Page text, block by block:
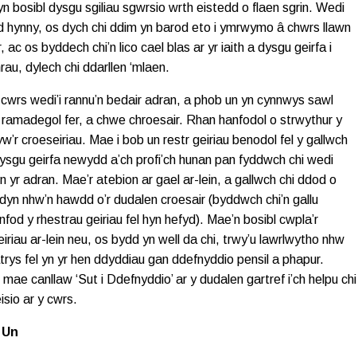
bosibl dysgu sgiliau sgwrsio wrth eistedd o flaen sgrin. Wedi
hynny, os dych chi ddim yn barod eto i ymrwymo â chwrs llawn
ac os byddech chi’n lico cael blas ar yr iaith a dysgu geirfa i
dylech chi ddarllen ‘mlaen.
cwrs wedi’i rannu’n bedair adran, a phob un yn cynnwys sawl
fer, a chwe chroesair. Rhan hanfodol o strwythur y
croeseiriau. Mae i bob un restr geiriau benodol fel y gallwch
geirfa newydd a’ch profi’ch hunan pan fyddwch chi wedi
yr adran. Mae’r atebion ar gael ar-lein, a gallwch chi ddod o
nhw’n hawdd o’r dudalen croesair (byddwch chi’n gallu
y rhestrau geiriau fel hyn hefyd). Mae’n bosibl cwpla’r
ar-lein neu, os bydd yn well da chi, trwy’u lawrlwytho nhw
fel yn yr hen ddyddiau gan ddefnyddio pensil a phapur.
mae canllaw ‘Sut i Ddefnyddio’ ar y dudalen gartref i’ch helpu chi
ar y cwrs.